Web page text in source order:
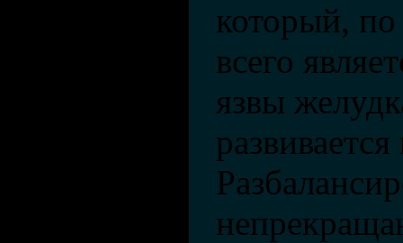
который,
всего
язвы